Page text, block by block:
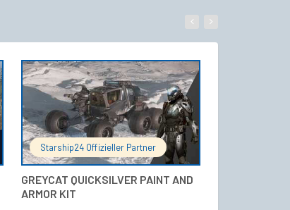
Starship24 Offizieller Partner
GREYCAT QUICKSILVER PAINT AND
ARMOR KIT
IN DEN WARENKORB